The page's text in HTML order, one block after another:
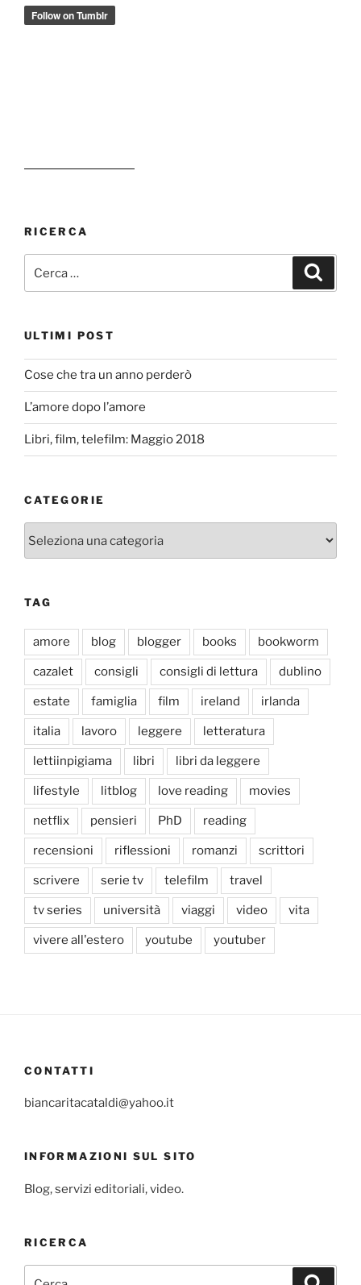
RICERCA
ULTIMI POST
Cose che tra un anno perderò
L’amore dopo l’amore
Libri, film, telefilm: Maggio 2018
CATEGORIE
TAG
amore blog blogger books bookworm
cazalet consigli consigli di lettura dublino
estate famiglia film ireland irlanda
italia lavoro leggere letteratura
lettiinpigiama libri libri da leggere
lifestyle litblog love reading movies
netflix pensieri PhD reading
recensioni riflessioni romanzi scrittori
scrivere serie tv telefilm travel
tv series università viaggi video vita
vivere all'estero youtube youtuber
CONTATTI
biancaritacataldi@yahoo.it
INFORMAZIONI SUL SITO
Blog, servizi editoriali, video.
RICERCA